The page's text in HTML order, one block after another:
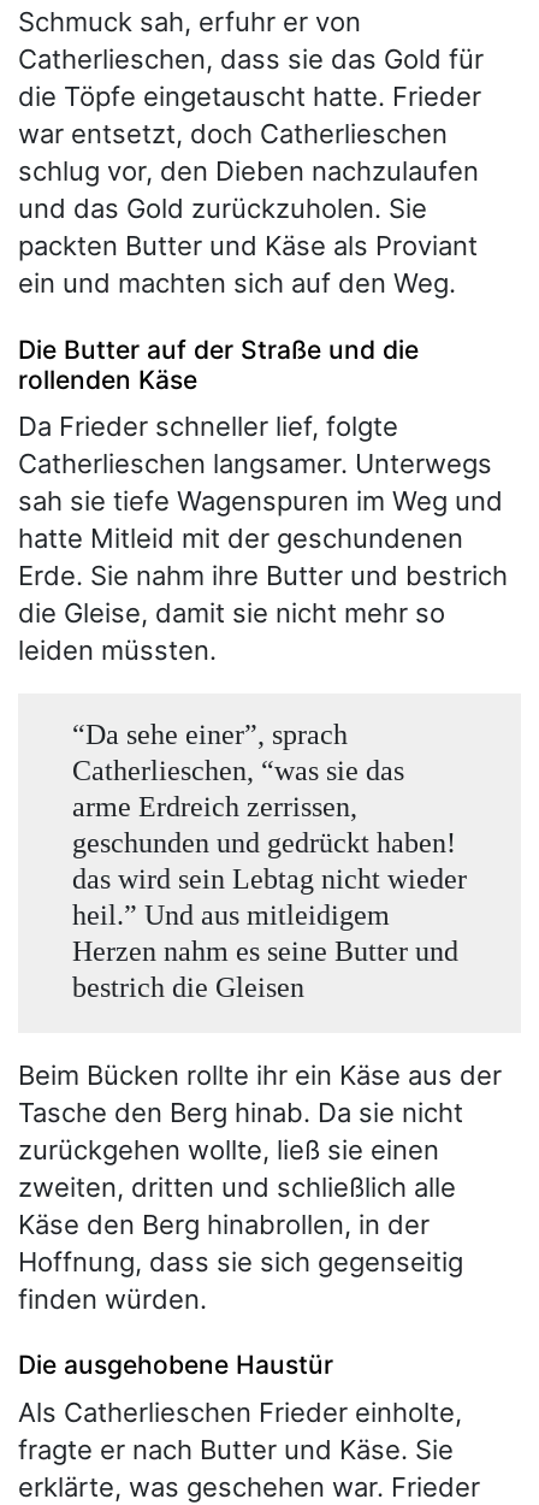
Schmuck sah, erfuhr er von
Catherlieschen, dass sie das Gold für
die Töpfe eingetauscht hatte. Frieder
war entsetzt, doch Catherlieschen
schlug vor, den Dieben nachzulaufen
und das Gold zurückzuholen. Sie
packten Butter und Käse als Proviant
ein und machten sich auf den Weg.
Die Butter auf der Straße und die
rollenden Käse
Da Frieder schneller lief, folgte
Catherlieschen langsamer. Unterwegs
sah sie tiefe Wagenspuren im Weg und
hatte Mitleid mit der geschundenen
Erde. Sie nahm ihre Butter und bestrich
die Gleise, damit sie nicht mehr so
leiden müssten.
“Da sehe einer”, sprach
Catherlieschen, “was sie das
arme Erdreich zerrissen,
geschunden und gedrückt haben!
das wird sein Lebtag nicht wieder
heil.” Und aus mitleidigem
Herzen nahm es seine Butter und
bestrich die Gleisen
Beim Bücken rollte ihr ein Käse aus der
Tasche den Berg hinab. Da sie nicht
zurückgehen wollte, ließ sie einen
zweiten, dritten und schließlich alle
Käse den Berg hinabrollen, in der
Hoffnung, dass sie sich gegenseitig
finden würden.
Die ausgehobene Haustür
Als Catherlieschen Frieder einholte,
fragte er nach Butter und Käse. Sie
erklärte, was geschehen war. Frieder